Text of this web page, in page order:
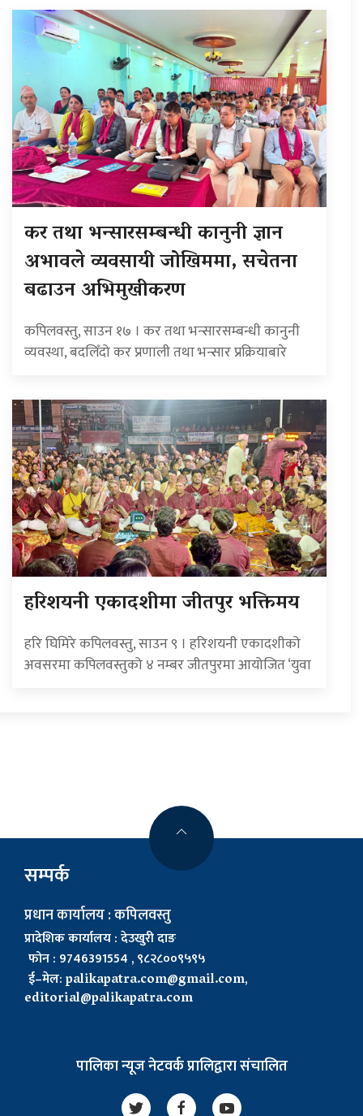
कर तथा भन्सारसम्बन्धी कानुनी ज्ञान
अभावले व्यवसायी जोखिममा, सचेतना
बढाउन अभिमुखीकरण
कपिलवस्तु, साउन १७ । कर तथा भन्सारसम्बन्धी कानुनी
व्यवस्था, बदलिँदो कर प्रणाली तथा भन्सार प्रक्रियाबारे
हरिशयनी एकादशीमा जीतपुर भक्तिमय
हरि घिमिरे कपिलवस्तु, साउन ९ । हरिशयनी एकादशीको
अवसरमा कपिलवस्तुको ४ नम्बर जीतपुरमा आयोजित ‘युवा
सम्पर्क
प्रधान कार्यालय : कपिलवस्तु
प्रादेशिक कार्यालय : देउखुरी दाङ
फोन : 9746391554 , ९८२८००९५९५
ई–मेल:palikapatra.com@gmail.com,
editorial@palikapatra.com
पालिका न्यूज नेटवर्क प्रालिद्वारा संचालित